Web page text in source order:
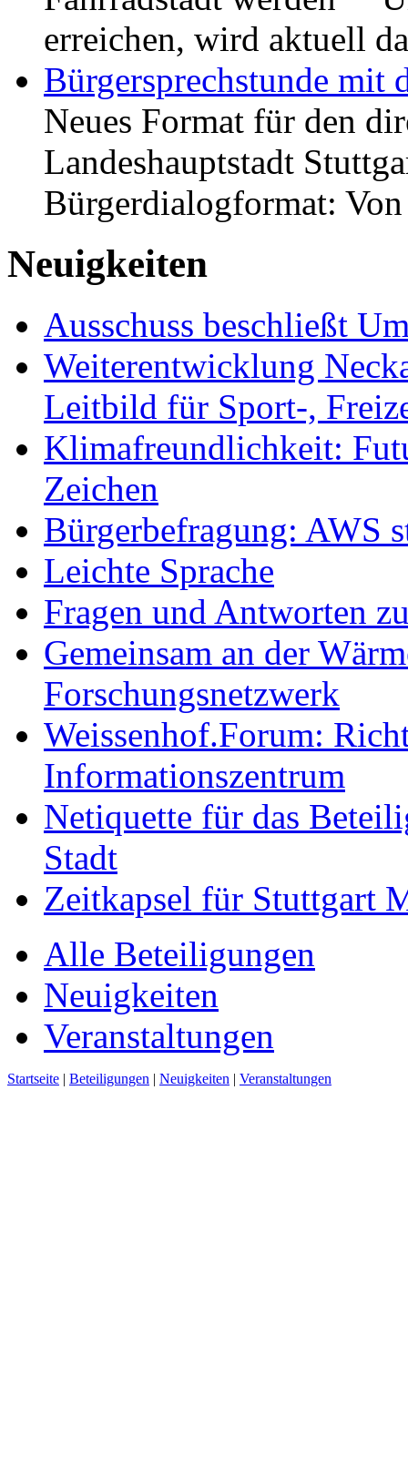
erreichen, wird aktuell
Bürgersprechstunde mit
Neues Format für den
Landeshauptstadt
Bürgerdialogformat:
Neuigkeiten
Ausschuss beschließt
Weiterentwicklung
Leitbild für Sport-,
Klimafreundlichkeit:
Zeichen
Bürgerbefragung: AWS
Leichte Sprache
Fragen und Antworten
Gemeinsam an der
Forschungsnetzwerk
Weissenhof.Forum:
Informationszentrum
Netiquette für das
Stadt
Zeitkapsel für Stuttgart
Alle Beteiligungen
Neuigkeiten
Veranstaltungen
Startseite | Beteiligungen | Neuigkeiten | Veranstaltungen